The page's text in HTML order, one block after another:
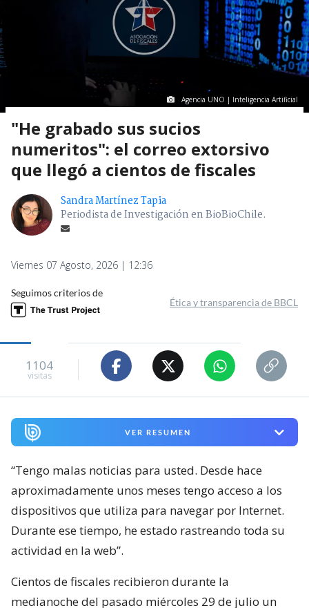
Agencia UNO | Inteligencia Artificial
"He grabado sus sucios
numeritos": el correo extorsivo
que llegó a cientos de fiscales
Sandra Martínez Tapia
Periodista de Investigación en BioBioChile.
Viernes 07 Agosto, 2026 | 12:36
Seguimos criterios de
Ética y transparencia de BBCL
1104
visitas
VER RESUMEN
“Tengo malas noticias para usted. Desde hace
aproximadamente unos meses tengo acceso a los
dispositivos que utiliza para navegar por Internet.
Durante ese tiempo, he estado rastreando toda su
actividad en la web”.
Cientos de fiscales recibieron durante la
medianoche del pasado miércoles 29 de julio un